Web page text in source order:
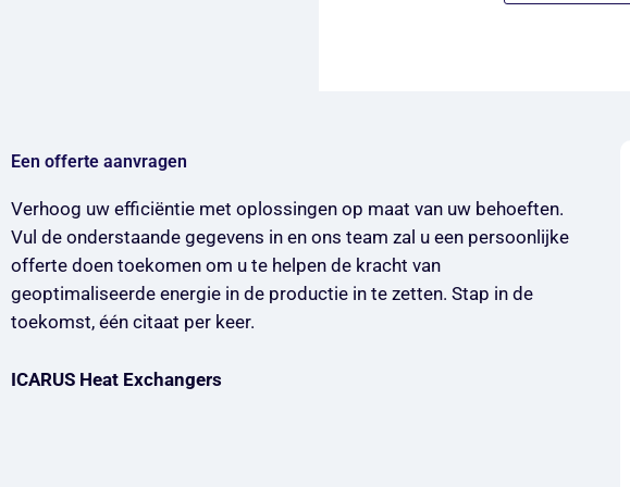
Een offerte aanvragen
Verhoog uw efficiëntie met oplossingen op maat van uw behoeften.
Vul de onderstaande gegevens in en ons team zal u een persoonlijke
offerte doen toekomen om u te helpen de kracht van
geoptimaliseerde energie in de productie in te zetten. Stap in de
toekomst, één citaat per keer.
ICARUS Heat Exchangers